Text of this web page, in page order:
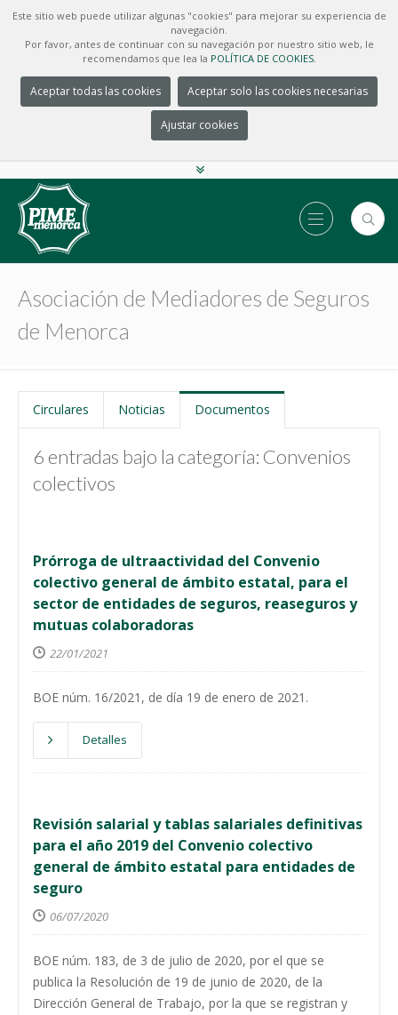
Este sitio web puede utilizar algunas "cookies" para mejorar su experiencia de
navegación.
Por favor, antes de continuar con su navegación por nuestro sitio web, le
recomendamos que lea la POLÍTICA DE COOKIES.
Aceptar todas las cookies Aceptar solo las cookies necesarias
Ajustar cookies
Asociación de Mediadores de Seguros
de Menorca
Circulares Noticias Documentos
6 entradas bajo la categoría: Convenios
colectivos
Prórroga de ultraactividad del Convenio
colectivo general de ámbito estatal, para el
sector de entidades de seguros, reaseguros y
mutuas colaboradoras
22/01/2021
BOE núm. 16/2021, de día 19 de enero de 2021.
Detalles
Revisión salarial y tablas salariales definitivas
para el año 2019 del Convenio colectivo
general de ámbito estatal para entidades de
seguro
06/07/2020
BOE núm. 183, de 3 de julio de 2020, por el que se
publica la Resolución de 19 de junio de 2020, de la
Dirección General de Trabajo, por la que se registran y